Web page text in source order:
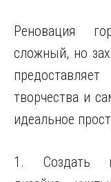
Реновация
сложный, но
творчества и
идеальное
1. Создать